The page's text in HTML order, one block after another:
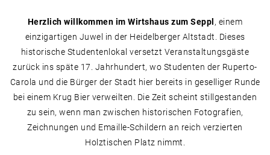
Herzlich willkommen im Wirtshaus zum Seppl, einem
einzigartigen Juwel in der Heidelberger Altstadt. Dieses
historische Studentenlokal versetzt Veranstaltungsgäste
zurück ins späte 17. Jahrhundert, wo Studenten der Ruperto-
Carola und die Bürger der Stadt hier bereits in geselliger Runde
bei einem Krug Bier verweilten. Die Zeit scheint stillgestanden
zu sein, wenn man zwischen historischen Fotografien,
Zeichnungen und Emaille-Schildern an reich verzierten
Holztischen Platz nimmt.